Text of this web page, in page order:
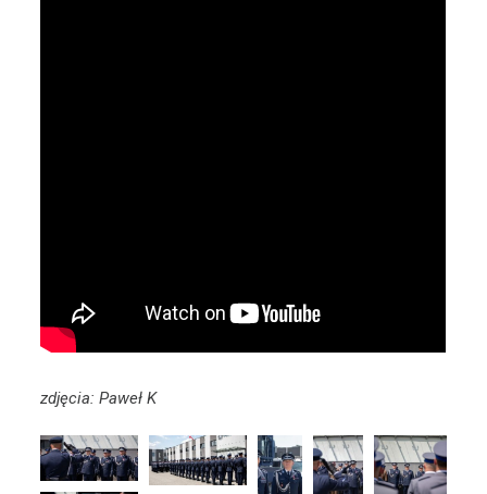
zdjęcia: Paweł K